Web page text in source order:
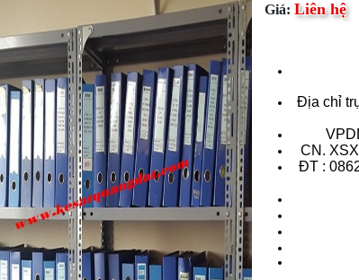
Giá: Liên hệ
Địa chỉ
CN.
ÐT :